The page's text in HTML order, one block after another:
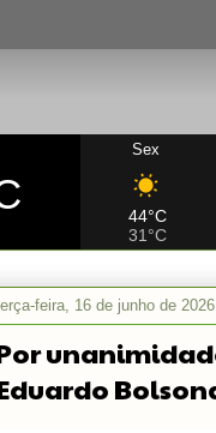
Sex
44°C
31°C
feira, 16 de junho de 2026